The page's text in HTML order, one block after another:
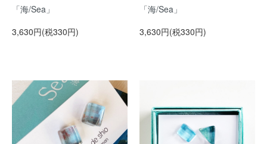
「海/Sea」
3,630円(税330円)
「海/Sea」
3,630円(税330円)